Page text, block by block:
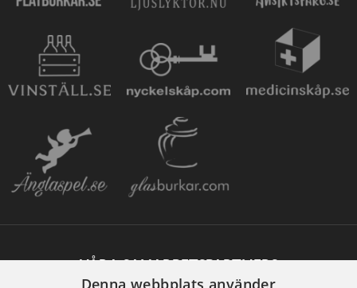
VÅRA SAMARBETSPARTNERS
Denna webbplats använder